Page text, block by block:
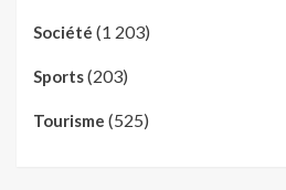
Société (1 203)
Sports(203)
Tourisme (525)